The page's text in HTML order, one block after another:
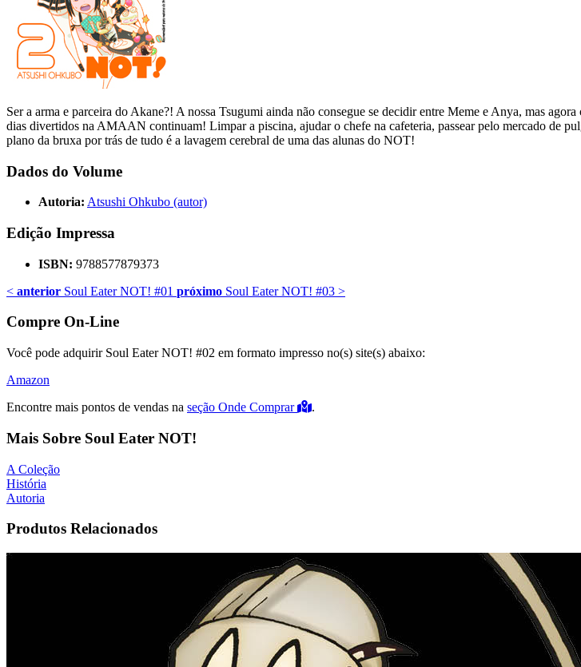
Ser a arma e parceira do Akane?! A nossa Tsugumi ainda não consegue se decidir entre Meme e Anya, mas
dias divertidos na AMAAN continuam! Limpar a piscina, ajudar o chefe na cafeteria, passear pelo mercado de
plano da bruxa por trás de tudo é a lavagem cerebral de uma das alunas do NOT!
Dados do Volume
Autoria: Atsushi Ohkubo (autor)
Edição Impressa
ISBN: 9788577879373
< anterior Soul Eater NOT! #01 próximo Soul Eater NOT! #03 >
Compre On-Line
Você pode adquirir Soul Eater NOT! #02 em formato impresso no(s) site(s) abaixo:
Amazon
Encontre mais pontos de vendas na seção Onde Comprar .
Mais Sobre Soul Eater NOT!
A Coleção
História
Autoria
Produtos Relacionados